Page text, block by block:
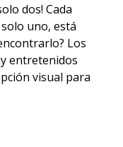
dos! Cada
uno, está
Los
entretenidos
visual para